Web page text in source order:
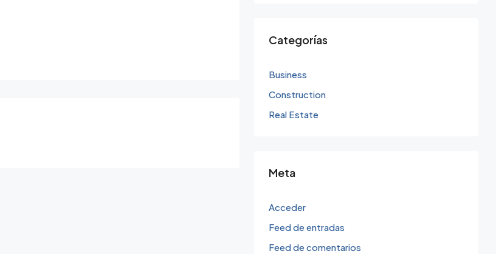
Categorías
Business
Construction
Real Estate
Meta
Acceder
Feed de entradas
Feed de comentarios